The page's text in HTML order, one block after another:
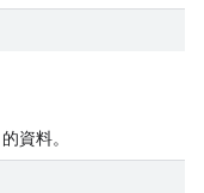
的資料。